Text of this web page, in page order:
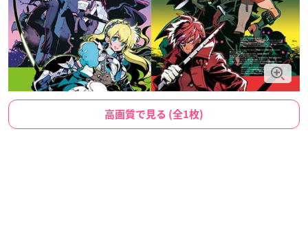
高画質で見る (全1枚)